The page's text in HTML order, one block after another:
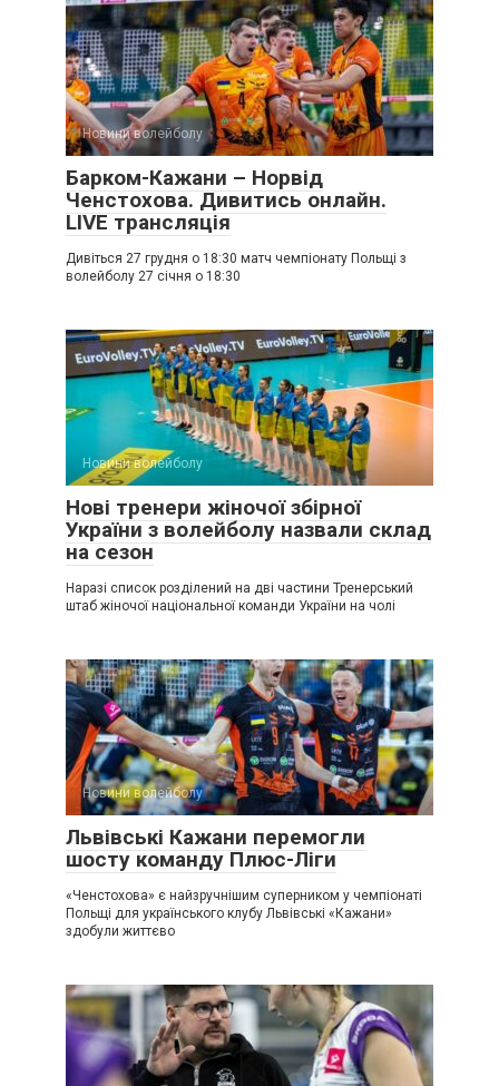
Новини волейболу
Барком-Кажани – Норвід
Ченстохова. Дивитись онлайн.
LIVE трансляція
Дивіться 27 грудня о 18:30 матч чемпіонату Польщі з
волейболу 27 січня о 18:30
Новини волейболу
Нові тренери жіночої збірної
України з волейболу назвали склад
на сезон
Наразі список розділений на дві частини Тренерський
штаб жіночої національної команди України на чолі
Новини волейболу
Львівські Кажани перемогли
шосту команду Плюс-Ліги
«Ченстохова» є найзручнішим суперником у чемпіонаті
Польщі для українського клубу Львівські «Кажани»
здобули життєво